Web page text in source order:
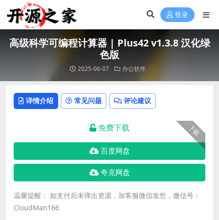
登录
高级科学可编程计算器 | Plus42 v1.3.8 汉化绿
色版
2025-06-07 办公软件
详情介绍 常见问题 评论建议
下载
免费下载
百度网盘
夸克网盘
温馨提醒： 如支付后未弹出资源，加客服微信发您，微信号：
CloudMan166